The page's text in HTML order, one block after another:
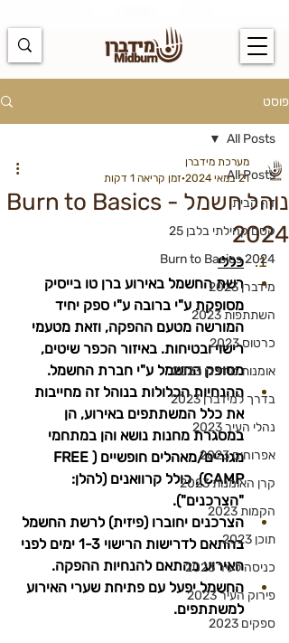
פוסט
All Posts
דף הבית
קסם קהילתי בלבן 25
Burn to Basics 2024
מידברן 2023
השתתפות 2023
כרטוס 2023
אומנות מידברן 2023
בדרך למידברן 2023
נהלי העיר 2023
אפרוחים 2023
קרן האומנות 2023
הקמות 2023
תוכן 2023
כניסה לעיר 2023
פירוק העיר 2023
ספקים 2023
All Posts
נוהל חשמל - Burn to Basics
2024
מערכת מידברן
21 במאי 2024
זמן קריאה 1 דקות
כללי
רשת החשמל באירוע ברן טו בייסיק
מסופקת ע"י ברובה ע"י ספק יחיד
המורשה מטעם ההפקה, וזאת מטעמי
רישוי ובטיחות. באיזור הכפר שיטים,
מסופק החשמל ע"י חברת החשמל.
ההנחיות הכלולות בנוהל זה מחייבות
את כלל המשתתפים באירוע, הן
במסגרת מחנות נושא והן במתחמי
מגורים/מאהלים חופשיים (FREE
CAMP), כולל קרוואנים (להלן:
"הצרכנים").
הצרכנים יחוברו (פיזית) לרשת החשמל
בהתאם לדרישות הרישוי 1-3 ימים לפני
האירוע בהתאם להנחיות ההפקה.
החשמל יפעל עם פתיחת שערי האירוע
למשתתפים.